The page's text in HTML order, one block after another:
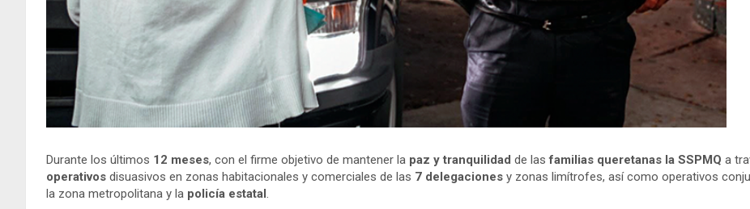
Durante los últimos 12 meses, con el firme objetivo de mantener la paz y tranquilidad de lasfamilias queretanas la SSPMQ a
operativos disuasivos en zonas habitacionales y comerciales de las 7 delegaciones y zonas limítrofes, así como operativos
la zona metropolitana y la policía estatal